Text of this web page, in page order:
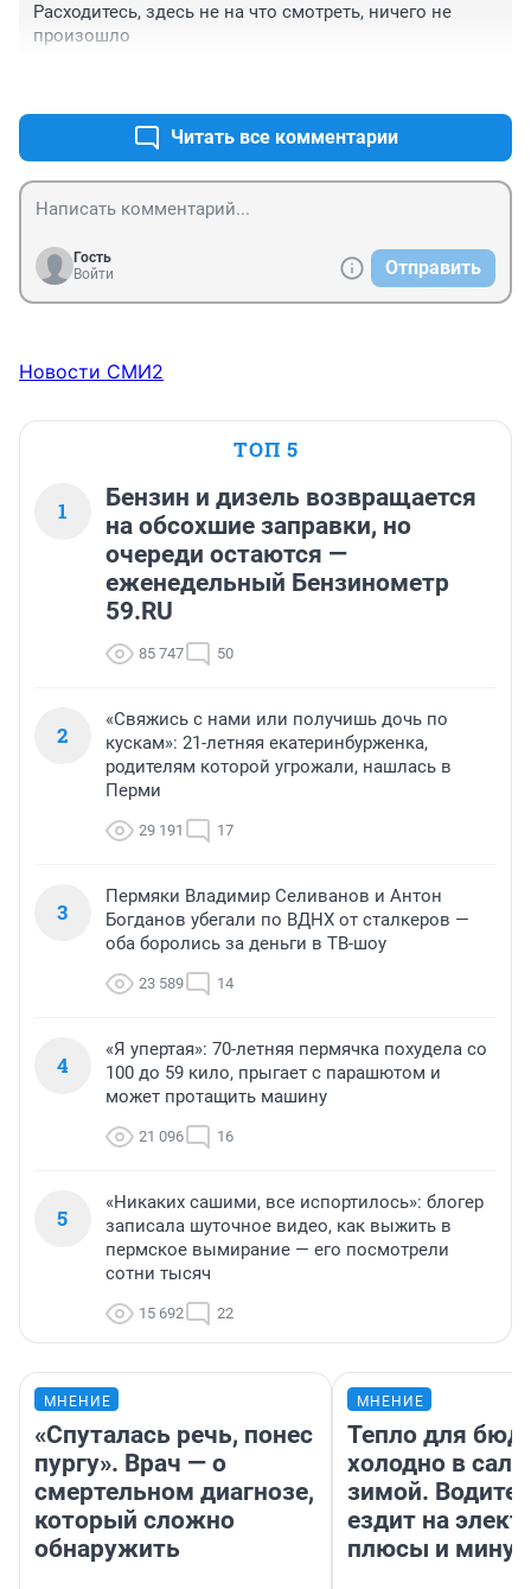
Расходитесь, здесь не на что смотреть, ничего не
произошло
Читать все комментарии
Гость
Войти
Отправить
Новости СМИ2
ТОП 5
1
Бензин и дизель возвращается
на обсохшие заправки, но
очереди остаются —
еженедельный Бензинометр
59.RU
85 747 50
2
«Свяжись с нами или получишь дочь по
кускам»: 21-летняя екатеринбурженка,
родителям которой угрожали, нашлась в
Перми
29 191 17
3
Пермяки Владимир Селиванов и Антон
Богданов убегали по ВДНХ от сталкеров —
оба боролись за деньги в ТВ-шоу
23 589 14
4
«Я упертая»: 70-летняя пермячка похудела со
100 до 59 кило, прыгает с парашютом и
может протащить машину
21 096 16
5
«Никаких сашими, все испортилось»: блогер
записала шуточное видео, как выжить в
пермское вымирание — его посмотрели
сотни тысяч
15 692 22
МНЕНИЕ
«Спуталась речь, понес
пургу». Врач — о
смертельном диагнозе,
который сложно
обнаружить
МНЕНИЕ
Тепло для
холодно в
зимой.
ездит на
плюсы и